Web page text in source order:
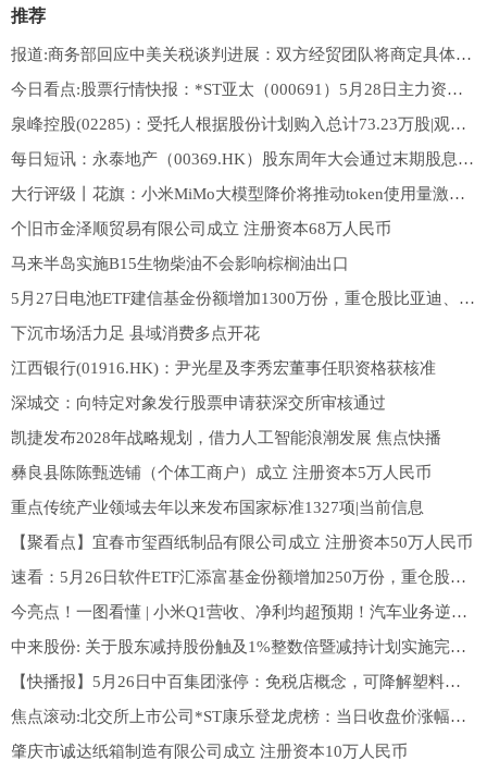
推荐
报道:商务部回应中美关税谈判进展：双方经贸团队将商定具体安排并尽快推动实施
今日看点:股票行情快报：*ST亚太（000691）5月28日主力资金净买入1358.71万元
泉峰控股(02285)：受托人根据股份计划购入总计73.23万股|观焦点
每日短讯：永泰地产（00369.HK）股东周年大会通过末期股息每股4.00港仙
大行评级丨花旗：小米MiMo大模型降价将推动token使用量激增，重申“买入”评级
个旧市金泽顺贸易有限公司成立 注册资本68万人民币
马来半岛实施B15生物柴油不会影响棕榈油出口
5月27日电池ETF建信基金份额增加1300万份，重仓股比亚迪、宁德时代、华友钴业 观察
下沉市场活力足 县域消费多点开花
江西银行(01916.HK)：尹光星及李秀宏董事任职资格获核准
深城交：向特定对象发行股票申请获深交所审核通过
凯捷发布2028年战略规划，借力人工智能浪潮发展 焦点快播
彝良县陈陈甄选铺（个体工商户）成立 注册资本5万人民币
重点传统产业领域去年以来发布国家标准1327项|当前信息
【聚看点】宜春市玺酉纸制品有限公司成立 注册资本50万人民币
速看：5月26日软件ETF汇添富基金份额增加250万份，重仓股科大讯飞、同花顺、金山办公
今亮点！一图看懂 | 小米Q1营收、净利均超预期！汽车业务逆势增长，官宣200亿港元回购计划
中来股份: 关于股东减持股份触及1%整数倍暨减持计划实施完毕的公告
【快播报】5月26日中百集团涨停：免税店概念，可降解塑料，湖北国企改革概念热股
焦点滚动:北交所上市公司*ST康乐登龙虎榜：当日收盘价涨幅达到20.00%
肇庆市诚达纸箱制造有限公司成立 注册资本10万人民币